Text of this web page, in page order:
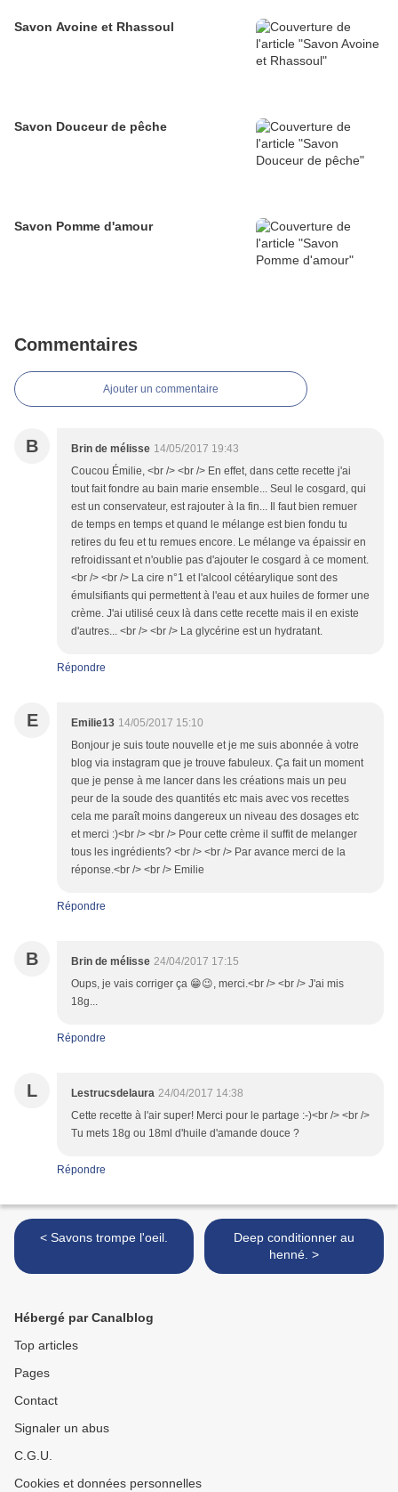
Savon Avoine et Rhassoul
Savon Douceur de pêche
Savon Pomme d'amour
Commentaires
Ajouter un commentaire
B Brin de mélisse 14/05/2017 19:43
Coucou Émilie, <br /> <br /> En effet, dans cette recette j'ai
tout fait fondre au bain marie ensemble... Seul le cosgard, qui
est un conservateur, est rajouter à la fin... Il faut bien remuer
de temps en temps et quand le mélange est bien fondu tu
retires du feu et tu remues encore. Le mélange va épaissir en
refroidissant et n'oublie pas d'ajouter le cosgard à ce moment.
<br /> <br /> La cire n°1 et l'alcool cétéarylique sont des
émulsifiants qui permettent à l'eau et aux huiles de former une
crème. J'ai utilisé ceux là dans cette recette mais il en existe
d'autres... <br /> <br /> La glycérine est un hydratant.
Répondre
E Emilie13 14/05/2017 15:10
Bonjour je suis toute nouvelle et je me suis abonnée à votre
blog via instagram que je trouve fabuleux. Ça fait un moment
que je pense à me lancer dans les créations mais un peu
peur de la soude des quantités etc mais avec vos recettes
cela me paraît moins dangereux un niveau des dosages etc
et merci :)<br /> <br /> Pour cette crème il suffit de melanger
tous les ingrédients? <br /> <br /> Par avance merci de la
réponse.<br /> <br /> Emilie
Répondre
B Brin de mélisse 24/04/2017 17:15
Oups, je vais corriger ça 😁😉, merci.<br /> <br /> J'ai mis
18g...
Répondre
L Lestrucsdelaura 24/04/2017 14:38
Cette recette à l'air super! Merci pour le partage :-)<br /> <br />
Tu mets 18g ou 18ml d'huile d'amande douce ?
Répondre
< Savons trompe l'oeil.
Deep conditionner au
henné. >
Hébergé par Canalblog
Top articles
Pages
Contact
Signaler un abus
C.G.U.
Cookies et données personnelles